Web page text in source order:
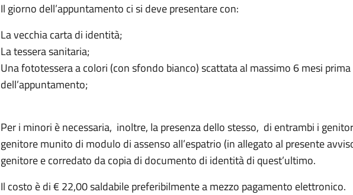
Il giorno dell’appuntamento ci si deve presentare con:
La vecchia carta di identità;
La tessera sanitaria;
Una fototessera a colori (con sfondo bianco) scattata al massimo 6 mesi
dell’appuntamento;
Per i minori è necessaria, inoltre, la presenza dello stesso, di entrambi i
genitore munito di modulo di assenso all’espatrio (in allegato al presente
genitore e corredato da copia di documento di identità di quest’ultimo.
Il costo è di € 22,00 saldabile preferibilmente a mezzo pagamento elettronico.